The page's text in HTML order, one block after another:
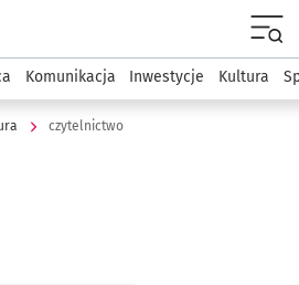
wroclaw.pl
Komunikacja Inwestycje Kultura
czytelnictwo